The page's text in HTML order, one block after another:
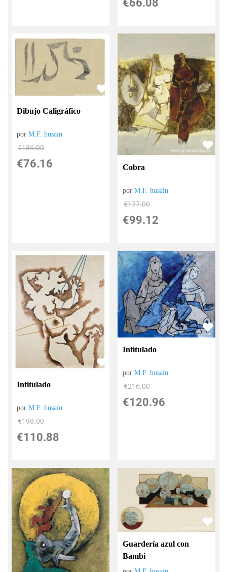
€66.08
Dibujo Caligráfico
porM.F. husain
€136.00
€76.16 Cobra
porM.F. husain
€177.00
€99.12
Intitulado
porM.F. husain
€198.00
€110.88
Intitulado
porM.F. husain
€216.00
€120.96
Guardería azul con
Bambi